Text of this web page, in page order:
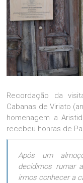
Recordação da
Cabanas de Viriato
homenagem a
recebeu honras de
Após um
decidimos rumar
irmos conhecer a